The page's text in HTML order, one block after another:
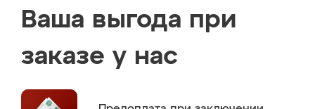
Ваша выгода при
заказе у нас